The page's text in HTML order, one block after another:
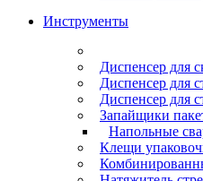
Инструменты
Диспенсер для
Диспенсер для
Диспенсер для
Запайщики
Напольные
Клещи